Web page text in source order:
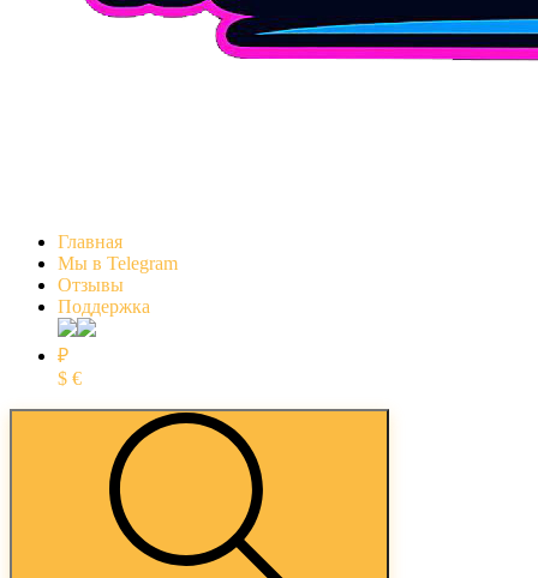
Главная
Мы в Telegram
Отзывы
Поддержка
₽
$ €